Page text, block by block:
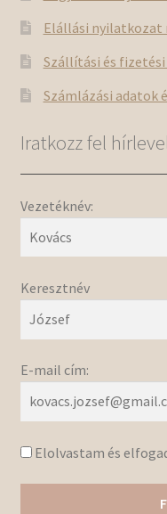
Elállási nyilatkozat
Szállítási és
Számlázási adatok
Iratkozz fel
Vezetéknév:
Keresztnév
E-mail cím:
Elolvastam és